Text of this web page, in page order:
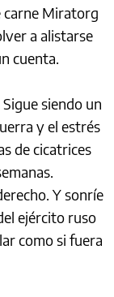
carne Miratorg
a alistarse
cuenta.
Sigue siendo un
y el estrés
de cicatrices
Y sonríe
ejército ruso
como si fuera